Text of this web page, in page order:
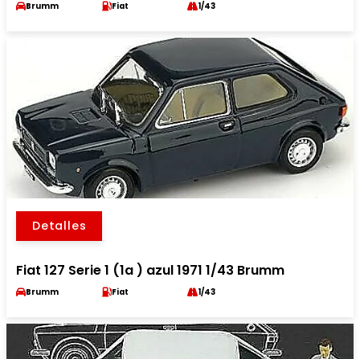
Brumm Fiat 1/43
Detalles
Fiat 127 Serie 1 (1a ) azul 1971 1/43 Brumm
Brumm Fiat 1/43